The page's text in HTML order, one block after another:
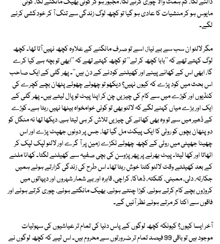
مایوس ہو کر منشیات کا عادی ہو گیا تو کچھ لوگ زندگی سے تنگ آ کر خودکشی کرنے
لگے۔
مگر لالٹو ان سب سے بے نیاز، اسے تو صرف مانگنے کے علاوہ کچھ نہیں آتا تھا۔ کچھ
لوگ کہتے تھے کہ ''بابا کچھ کر لے'' تو کچھ کہتے تھے کہ ''ابھی تو بچہ ہے کیا کرے
گا، ابھی اس کے کھانے پینے اور کھیلنے کودنے کے دن ہیں''۔ پھر گلی کے ایک صاحب
اس بحث میں کود پڑے کہ کیوں نہیں؟ دیکھو تو چھوٹے چھوٹے پٹھان بچے کچرے کی
کنڈیوں اور کوڑے میں سے کام کی چیزیں چن کر اپنا پیٹ تو پال لیتے ہیں۔ پھر گلی کے
ایک اور بڑے میاں کہنے لگے کہ لالٹو بھی تو کوئی خوامخواہ بیٹھا نہیں رہتا ہے۔ کوڑے
کے ڈھیر میں سے تو وہ بھی کھانے کی چیزیں تلاش کر ہی لیتا ہے، دیکھا تھا نہ منگل کو
دو پٹھان بچوں کو روٹی کا ایک پیکٹ مل گیا تھا، جس پر دونوں جھپٹ پڑے اور اس
چھینا جھپٹی میں روٹی کے کچھ چھوٹے ٹکڑے زمین پر آ گرے اور لالٹو لپک لپک کر
اٹھاتا اور کھا لیتا۔ پیٹ بھرنے پر پھر پڑوسن کی بچی صفیہ سے کھیلنے لگتا۔ کھانا ملنے
کے بعد کھیلتے وقت لالٹو کتنا خوش رہتا تھا۔ اس طرح کی زندگی گزارتے ہوئے ہمیں
جکارتہ، دلی، ممبئی، کلکتہ، ڈھاکا، کراچی، قاہرہ اور بے شمار شہروں اور دیہاتوں میں
کروڑوں بچے کام کرتے ہوئے، کوڑا چنتے ہوئے، بھیک مانگتے ہوئے، چوری کرتے ہوئے اور
فاقوں سے اکتا کر مرتے ہوئے نظر آئیں گے۔
آخر ایسا کیوں؟ کیونکہ کچھ لوگوں کے پاس دنیا کی تمام تر عیاشیوں کی سہولیات
موجود ہیں تو باقی 99 فیصد تمام تر ضرورتوں سے محروم ہیں۔ اس لیے کہ کچھ لوگوں نے